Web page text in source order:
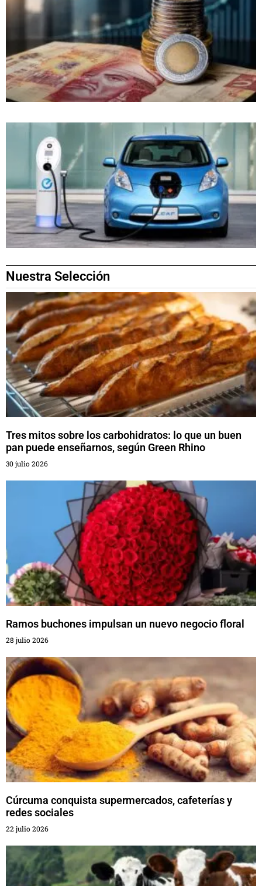
Nuestra Selección
Tres mitos sobre los carbohidratos: lo que un buen
pan puede enseñarnos, según Green Rhino
30 julio 2026
Ramos buchones impulsan un nuevo negocio floral
28 julio 2026
Cúrcuma conquista supermercados, cafeterías y
redes sociales
22 julio 2026